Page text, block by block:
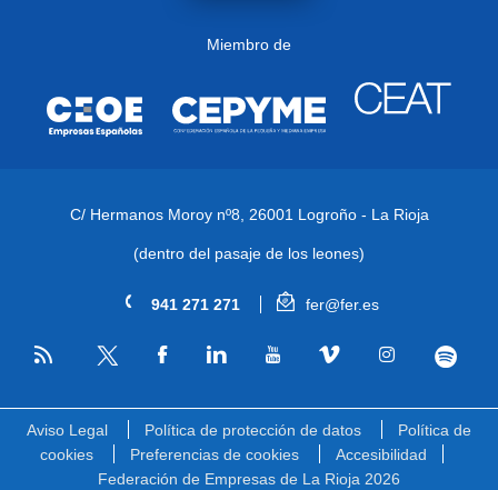
Miembro de
C/ Hermanos Moroy nº8, 26001 Logroño - La Rioja
(dentro del pasaje de los leones)
941 271 271 fer@fer.es
RSS
Aviso Legal Política de protección de datos
Política de
cookies
Preferencias de cookies
Accesibilidad
Federación de Empresas de La Rioja 2026